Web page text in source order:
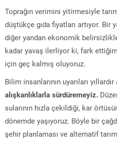
Toprağın verimini yitirmesiyle
düştükçe gıda fiyatları artıyor. Bir
diğer yandan ekonomik
kadar yavaş ilerliyor ki, fark
için geç kalmış oluyoruz.
Bilim insanlarının uyarıları yıllardır
alışkanlıklarla sürdüremeyiz.
sularının hızla çekildiği, kar
dönemde yaşıyoruz. Böyle bir
şehir planlaması ve alternatif